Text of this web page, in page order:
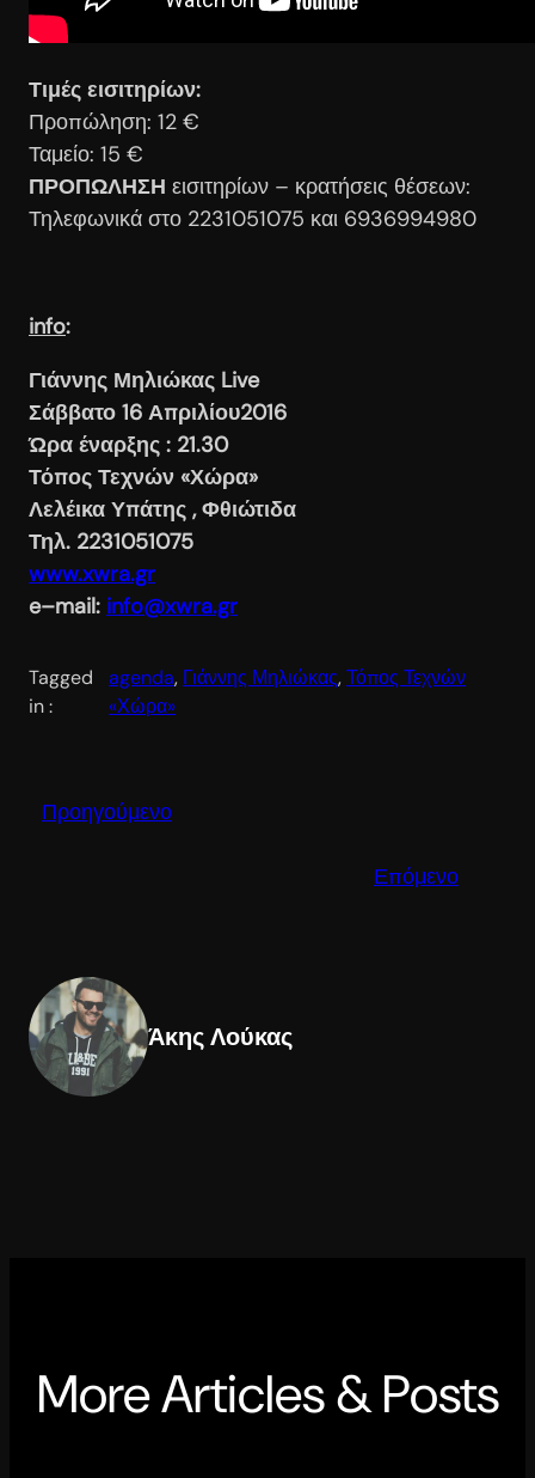
Τιμές εισιτηρίων:
Προπώληση: 12 €
Ταμείο: 15 €
ΠΡΟΠΩΛΗΣΗ εισιτηρίων – κρατήσεις θέσεων:
Τηλεφωνικά στο 2231051075 και 6936994980
info:
Γιάννης Μηλιώκας Live
Σάββατο 16 Απριλίου2016
Ώρα έναρξης : 21.30
Τόπος Τεχνών «Χώρα»
Λελέικα Υπάτης , Φθιώτιδα
Τηλ. 2231051075
www.xwra.gr
e–mail: info@xwra.gr
Tagged
in :
agenda, Γιάννης Μηλιώκας, Τόπος Τεχνών
«Χώρα»
Προηγούμενο
Επόμενο
Άκης Λούκας
More Articles & Posts